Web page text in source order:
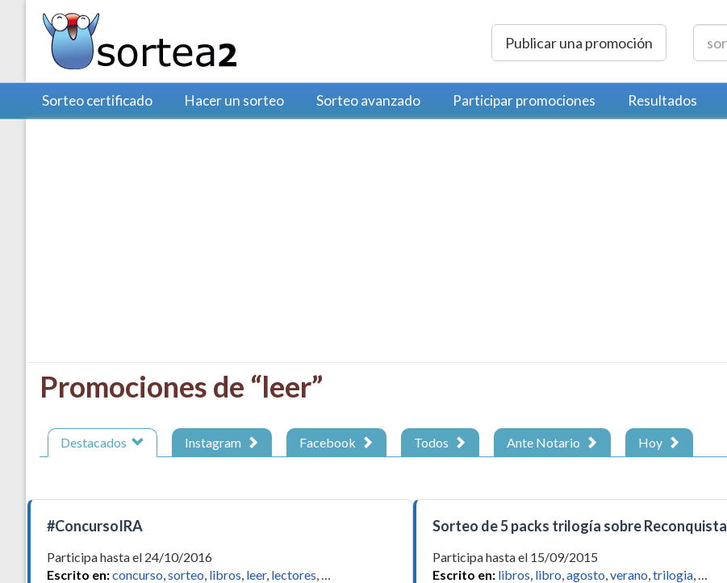
Publicar una promoción
Sorteo certificado Hacer un sorteo Sorteo avanzado Participar promociones Resultados
Promociones de “leer”
Destacados Instagram Facebook Todos Ante Notario Hoy
#ConcursoIRA
Participa hasta el 24/10/2016
Escrito en:concurso,sorteo, libros, leer, lectores, …
Sorteo de 5 packs trilogía sobre Reconquista
Participa hasta el 15/09/2015
Escrito en: libros, libro,agosto,verano,trilogia, …